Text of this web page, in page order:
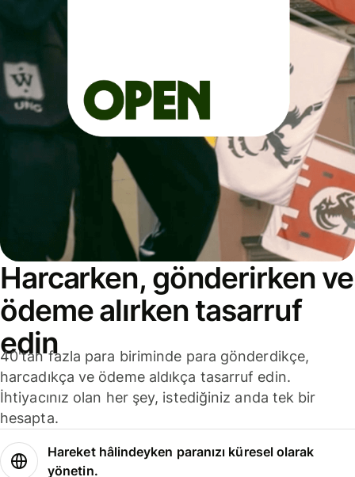
Harcarken, gönderirken ve
ödeme alırken tasarruf
edin
40'tan fazla para biriminde para gönderdikçe,
harcadıkça ve ödeme aldıkça tasarruf edin.
İhtiyacınız olan her şey, istediğiniz anda tek bir
hesapta.
Hareket hâlindeyken paranızı küresel olarak
yönetin.